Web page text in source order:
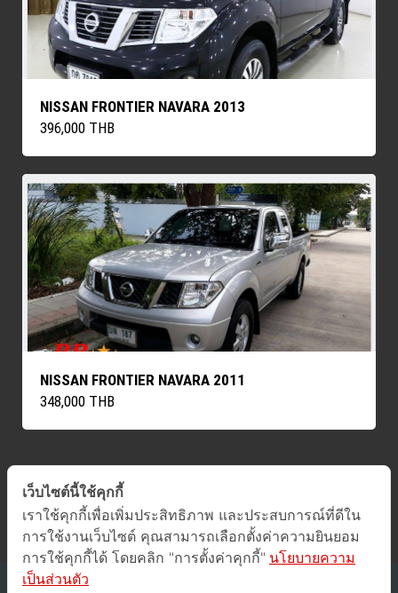
NISSAN FRONTIER NAVARA 2013
396,000 THB
NISSAN FRONTIER NAVARA 2011
348,000 THB
เว็บไซต์นี้ใช้คุกกี้
เราใช้คุกกี้เพื่อเพิ่มประสิทธิภาพ และประสบการณ์ที่ดีใน
การใช้งานเว็บไซต์ คุณสามารถเลือกตั้งค่าความยินยอม
การใช้คุกกี้ได้ โดยคลิก "การตั้งค่าคุกกี้" นโยบายความ
เป็นส่วนตัว